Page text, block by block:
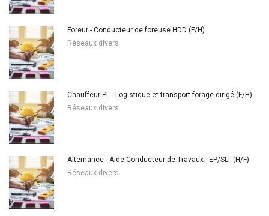
Foreur - Conducteur de foreuse HDD (F/H)
Réseaux divers
Chauffeur PL - Logistique et transport forage dirigé (F/H)
Réseaux divers
Alternance - Aide Conducteur de Travaux - EP/SLT (H/F)
Réseaux divers